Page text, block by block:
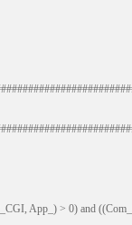
App_) > 0) and